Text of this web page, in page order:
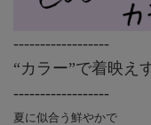
------------------
“カラー”で着映え
------------------
夏に似合う鮮やかで